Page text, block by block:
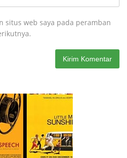
situs web saya pada peramban